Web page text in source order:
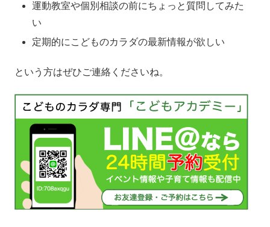
運動教室や個別相談の前にちょっと質問してみた
い
定期的にこどものカラダの最新情報が欲しい
という方はぜひご連絡くださいね。